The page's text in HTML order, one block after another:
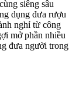
siêng sâu
dụng đưa rượu
nghỉ từ công
mở phần nhiều
đưa người trong